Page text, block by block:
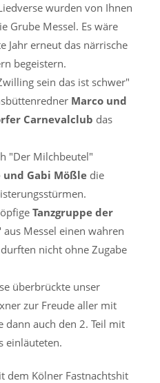
wurden von Ihnen
Grube Messel. Es wäre
Jahr erneut das närrische
begeistern.
sein das ist schwer"
Marco und
Carnevalclub das
"Der Milchbeutel"
und Gabi Mößle die
Tanzgruppe der
aus Messel einen wahren
nicht ohne Zugabe
überbrückte unser
zur Freude aller mit
dann auch den 2. Teil mit
einläuteten.
dem Kölner Fastnachtshit